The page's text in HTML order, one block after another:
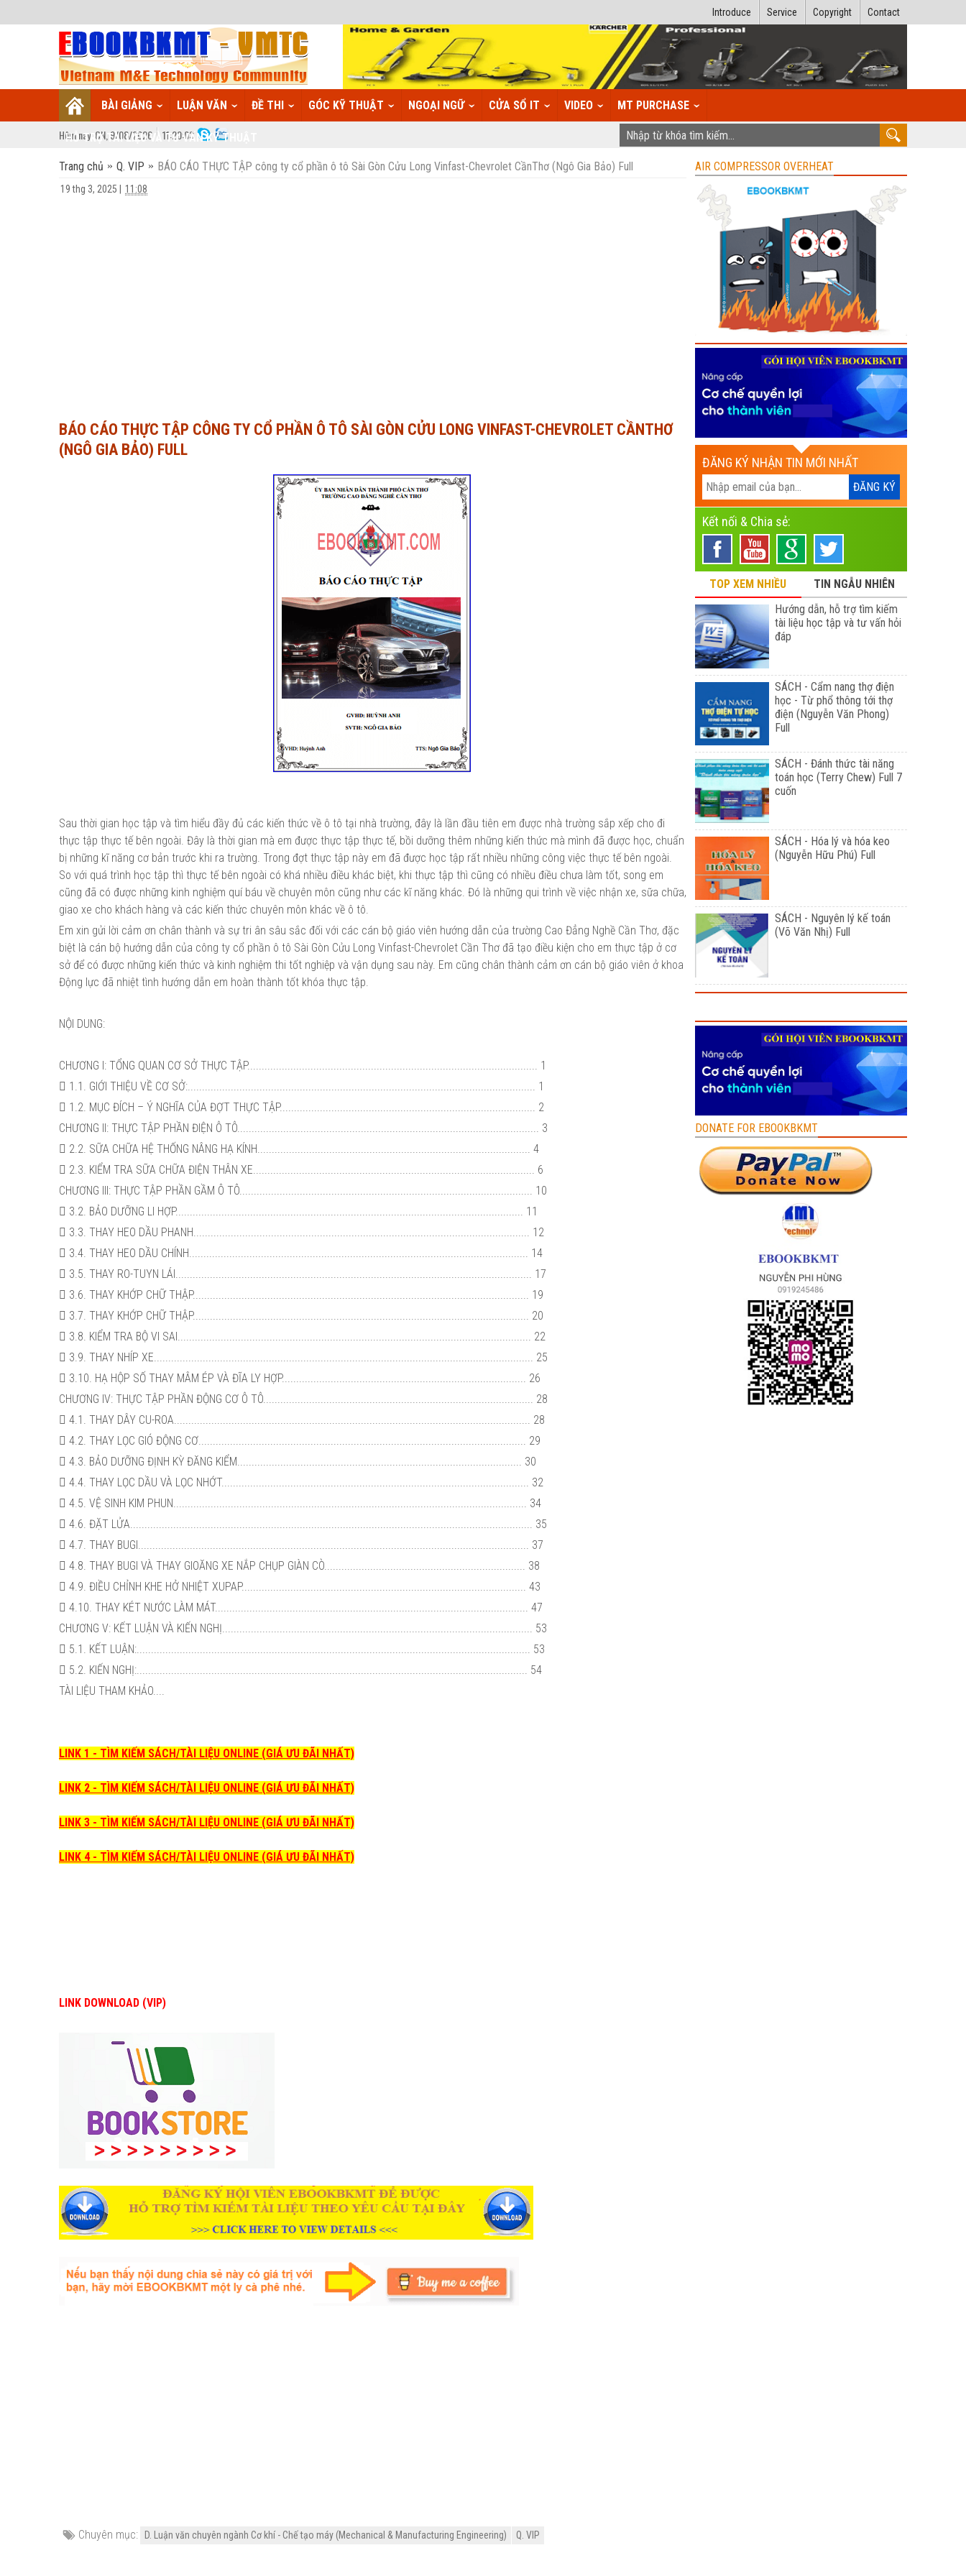
Contact
Copyright
Service
Introduce
BÀI GIẢNG LUẬN VĂN ĐỀ THI GÓC KỸ THUẬT NGOẠI NGỮ CỬA SỔ IT VIDEO MT PURCHASE
HỖ TRỢ TÀI LIỆU VÀ TƯ VẤN KỸ THUẬT
Hôm nay: CN, 9/08/2026 11:20:04
Trang chủ Q. VIP BÁO CÁO THỰC TẬP công ty cổ phần ô tô Sài Gòn Cửu Long Vinfast-Chevrolet CầnThơ (Ngô Gia Bảo) Full
19 thg 3, 2025 11:08
BÁO CÁO THỰC TẬP CÔNG TY CỔ PHẦN Ô TÔ SÀI GÒN CỬU LONG VINFAST-CHEVROLET CẦNTHƠ
(NGÔ GIA BẢO) FULL
Sau thời gian học tập và tìm hiểu đầy đủ các kiến thức về ô tô tại nhà trường, đây là lần đầu tiên em được nhà trường sắp xếp cho đi
thực tập thực tế bên ngoài. Đây là thời gian mà em được thực tập thực tế, bồi dưỡng thêm những kiến thức mà mình đã được học, chuẩn
bị những kĩ năng cơ bản trước khi ra trường. Trong đợt thực tập này em đã được học tập rất nhiều những công việc thực tế bên ngoài.
So với quá trình học tập thì thực tế bên ngoài có khá nhiều điều khác biệt, khi thực tập thì cũng có nhiều điều chưa làm tốt, song em
cũng đã có được những kinh nghiệm quí báu về chuyên môn cũng như các kĩ năng khác. Đó là những qui trình về việc nhận xe, sữa chữa,
giao xe cho khách hàng và các kiến thức chuyên môn khác về ô tô.
Em xin gửi lời cảm ơn chân thành và sự tri ân sâu sắc đối với các cán bộ giáo viên hướng dẫn của trường Cao Đẳng Nghề Cần Thơ, đặc
biệt là cán bộ hướng dẫn của công ty cổ phần ô tô Sài Gòn Cửu Long Vinfast-Chevrolet Cần Thơ đã tạo điều kiện cho em thực tập ở cơ
sở để có được những kiến thức và kinh nghiệm thi tốt nghiệp và vận dụng sau này. Em cũng chân thành cảm ơn cán bộ giáo viên ở khoa
Động lực đã nhiệt tình hướng dẫn em hoàn thành tốt khóa thực tập.
NỘI DUNG:
CHƯƠNG I: TỔNG QUAN CƠ SỞ THỰC TẬP..................................................................................................... 1
 1.1. GIỚI THIỆU VỀ CƠ SỞ:......................................................................................................................... 1
 1.2. MỤC ĐÍCH – Ý NGHĨA CỦA ĐỢT THỰC TẬP......................................................................................... 2
CHƯƠNG II: THỰC TẬP PHẦN ĐIỆN Ô TÔ......................................................................................................... 3
 2.2. SỮA CHỮA HỆ THỐNG NÂNG HẠ KÍNH............................................................................................... 4
 2.3. KIỂM TRA SỮA CHỮA ĐIỆN THÂN XE.................................................................................................. 6
CHƯƠNG III: THỰC TẬP PHẦN GẦM Ô TÔ...................................................................................................... 10
 3.2. BẢO DƯỠNG LI HỢP......................................................................................................................... 11
 3.3. THAY HEO DẦU PHANH..................................................................................................................... 12
 3.4. THAY HEO DẦU CHÍNH...................................................................................................................... 14
 3.5. THAY RO-TUYN LÁI............................................................................................................................ 17
 3.6. THAY KHỚP CHỮ THẬP..................................................................................................................... 19
 3.7. THAY KHỚP CHỮ THẬP..................................................................................................................... 20
 3.8. KIỂM TRA BỘ VI SAI........................................................................................................................... 22
 3.9. THAY NHÍP XE.................................................................................................................................... 25
 3.10. HẠ HỘP SỐ THAY MÂM ÉP VÀ ĐĨA LY HỢP..................................................................................... 26
CHƯƠNG IV: THỰC TẬP PHẦN ĐỘNG CƠ Ô TÔ.............................................................................................. 28
 4.1. THAY DÂY CU-ROA............................................................................................................................ 28
 4.2. THAY LỌC GIÓ ĐỘNG CƠ.................................................................................................................. 29
 4.3. BẢO DƯỠNG ĐỊNH KỲ ĐĂNG KIỂM................................................................................................... 30
 4.4. THAY LỌC DẦU VÀ LỌC NHỚT........................................................................................................... 32
 4.5. VỆ SINH KIM PHUN........................................................................................................................... 34
 4.6. ĐẶT LỬA............................................................................................................................................ 35
 4.7. THAY BUGI........................................................................................................................................ 37
 4.8. THAY BUGI VÀ THAY GIOĂNG XE NẮP CHỤP GIÀN CÒ...................................................................... 38
 4.9. ĐIỀU CHỈNH KHE HỞ NHIỆT XUPAP................................................................................................... 43
 4.10. THAY KÉT NƯỚC LÀM MÁT............................................................................................................. 47
CHƯƠNG V: KẾT LUẬN VÀ KIẾN NGHỊ............................................................................................................ 53
 5.1. KẾT LUẬN:......................................................................................................................................... 53
 5.2. KIẾN NGHỊ:........................................................................................................................................ 54
TÀI LIỆU THAM KHẢO....
LINK 1 - TÌM KIẾM SÁCH/TÀI LIỆU ONLINE (GIÁ ƯU ĐÃI NHẤT)
LINK 2 - TÌM KIẾM SÁCH/TÀI LIỆU ONLINE (GIÁ ƯU ĐÃI NHẤT)
LINK 3 - TÌM KIẾM SÁCH/TÀI LIỆU ONLINE (GIÁ ƯU ĐÃI NHẤT)
LINK 4 - TÌM KIẾM SÁCH/TÀI LIỆU ONLINE (GIÁ ƯU ĐÃI NHẤT)
LINK DOWNLOAD (VIP)
Chuyên mục: D. Luận văn chuyên ngành Cơ khí - Chế tạo máy (Mechanical & Manufacturing Engineering) Q. VIP
AIR COMPRESSOR OVERHEAT
ĐĂNG KÝ NHẬN TIN MỚI NHẤT
Kết nối & Chia sẻ:
TOP XEM NHIỀU
TIN NGẪU NHIÊN
Hướng dẫn, hỗ trợ tìm kiếm
tài liệu học tập và tư vấn hỏi
đáp
SÁCH - Cẩm nang thợ điện
học - Từ phổ thông tới thợ
điện (Nguyễn Văn Phong)
Full
SÁCH - Đánh thức tài năng
toán học (Terry Chew) Full 7
cuốn
SÁCH - Hóa lý và hóa keo
(Nguyễn Hữu Phú) Full
SÁCH - Nguyên lý kế toán
(Võ Văn Nhị) Full
DONATE FOR EBOOKBKMT